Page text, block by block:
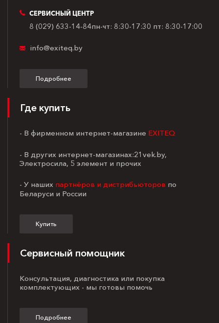
СЕРВИСНЫЙ ЦЕНТР
8 (029) 633-14-84пн-чт: 8:30-17:30 пт: 8:30-17:00
info@exiteq.by
Подробнее
Где купить
- В фирменном интернет-магазине EXITEQ
- В других интернет-магазинах:21vek.by,
Электросила, 5 элемент и прочих
- У наших партнёров и дистрибьюторов по
Беларуси и России
Купить
Сервисный помощник
Консультация, диагностика или покупка
комплектующих - мы готовы помочь
Подробнее